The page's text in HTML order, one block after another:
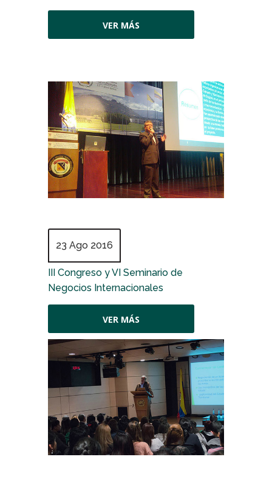
VER MÁS
23 Ago 2016
III Congreso y VI Seminario de
Negocios Internacionales
VER MÁS